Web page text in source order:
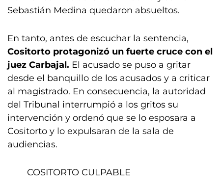
Sebastián Medina quedaron absueltos.
En tanto, antes de escuchar la sentencia,
Cositorto protagonizó un fuerte cruce con el
juez Carbajal. El acusado se puso a gritar
desde el banquillo de los acusados y a criticar
al magistrado. En consecuencia, la autoridad
del Tribunal interrumpió a los gritos su
intervención y ordenó que se lo esposara a
Cositorto y lo expulsaran de la sala de
audiencias.
COSITORTO CULPABLE